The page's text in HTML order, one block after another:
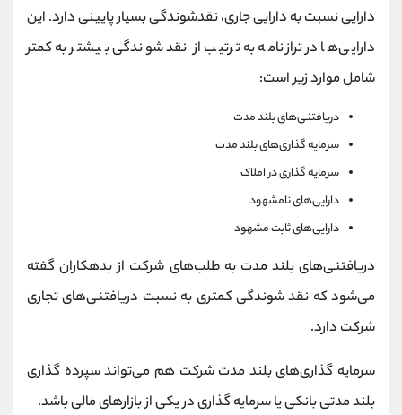
دارایی نسبت به دارایی جاری، نقدشوندگی بسیار پایینی دارد. این
دارایی‌ها در ترازنامه به ترتیب از نقد شوندگی بیشتر به کمتر
شامل موارد زیر است:
دریافتنی‌های بلند مدت
سرمایه گذاری‌های بلند مدت
سرمایه گذاری در املاک
دارایی‌های نامشهود
دارایی‌های ثابت مشهود
دریافتنی‌های بلند مدت به طلب‌های شرکت از بدهکاران گفته
می‌شود که نقد شوندگی کمتری به نسبت دریافتنی‌های تجاری
شرکت دارد.
سرمایه گذاری‌های بلند مدت شرکت هم می‌تواند سپرده گذاری
بلند مدتی بانکی یا سرمایه گذاری در یکی از بازارهای مالی باشد.